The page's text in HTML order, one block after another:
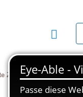
Zivilgesellschaft Jobs